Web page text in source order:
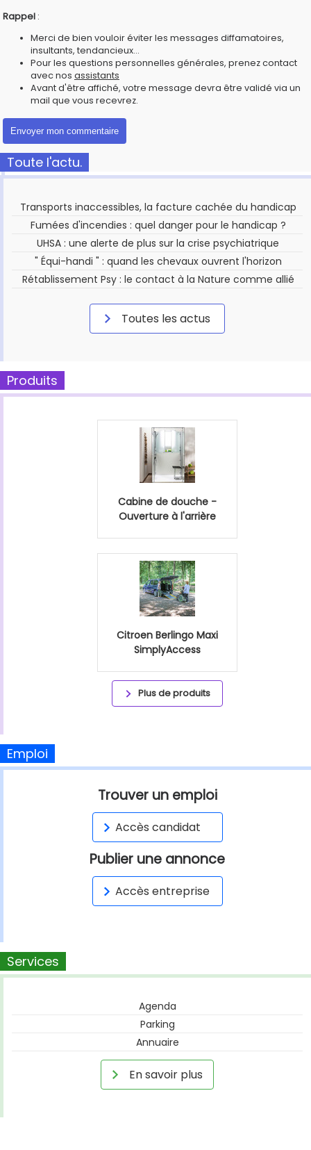
Rappel :
Merci de bien vouloir éviter les messages diffamatoires,
insultants, tendancieux...
Pour les questions personnelles générales, prenez contact
avec nos assistants
Avant d'être affiché, votre message devra être validé via un
mail que vous recevrez.
Toute l'actu.
Transports inaccessibles, la facture cachée du handicap
Fumées d'incendies : quel danger pour le handicap ?
UHSA : une alerte de plus sur la crise psychiatrique
" Équi-handi " : quand les chevaux ouvrent l'horizon
Rétablissement Psy : le contact à la Nature comme allié
Toutes les actus
Produits
Cabine de douche -
Ouverture à l'arrière
Citroen Berlingo Maxi
SimplyAccess
Plus de produits
Emploi
Trouver un emploi
Accès candidat
Publier une annonce
Accès entreprise
Services
Agenda
Parking
Annuaire
En savoir plus